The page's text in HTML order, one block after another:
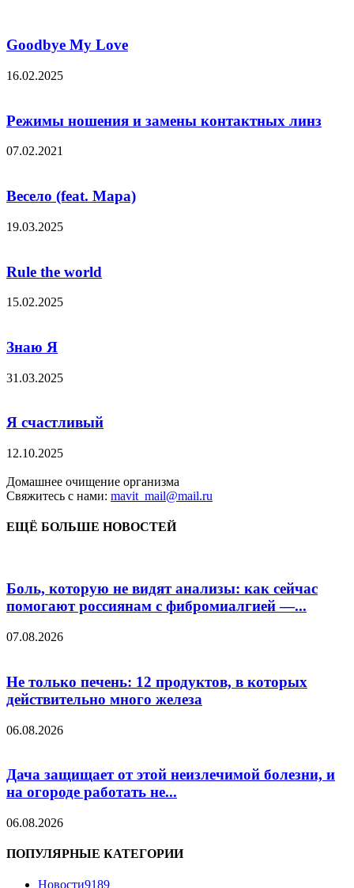
Goodbye My Love
16.02.2025
Режимы ношения и замены контактных линз
07.02.2021
Весело (feat. Мара)
19.03.2025
Rule the world
15.02.2025
Знаю Я
31.03.2025
Я счастливый
12.10.2025
Домашнее очищение организма
Свяжитесь с нами: mavit_mail@mail.ru
ЕЩЁ БОЛЬШЕ НОВОСТЕЙ
Боль, которую не видят анализы: как сейчас
помогают россиянам с фибромиалгией —...
07.08.2026
Не только печень: 12 продуктов, в которых
действительно много железа
06.08.2026
Дача защищает от этой неизлечимой болезни, и
на огороде работать не...
06.08.2026
ПОПУЛЯРНЫЕ КАТЕГОРИИ
Новости9189